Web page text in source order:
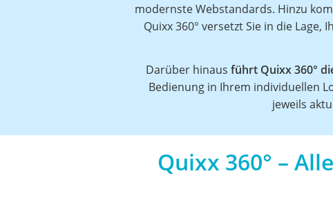
modernste Webstandards. Hinzu
Quixx 360° versetzt Sie in die Lage,
Darüber hinaus führt Quixx 360°
Bedienung in Ihrem individuellen
jeweils
Quixx 360° –